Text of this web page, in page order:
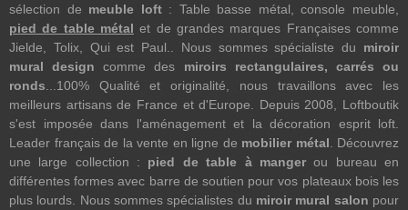
sélection de meuble loft: Table basse métal, console meuble,
pied de table métal et de grandes marques Françaises comme
Jielde, Tolix, Qui est Paul.. Nous sommes spécialiste du miroir
mural design comme des miroirs rectangulaires, carrés ou
ronds ...100% Qualité et originalité, nous travaillons avec les
meilleurs artisans de France et d'Europe. Depuis 2008, Loftboutik
s'est imposée dans l'aménagement et la décoration esprit loft.
Leader français de la vente en ligne de mobilier métal . Découvrez
une large collection : pied de table à mangerou bureau en
différentes formes avec barre de soutien pour vos plateaux bois les
plus lourds. Nous sommes spécialistes du miroir mural salon pour